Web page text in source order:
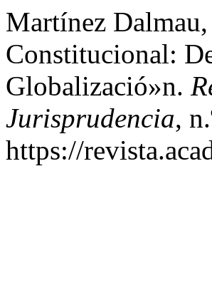
Martínez
Constitucional:
Globalizació»n.
Jurisprudencia,
https://